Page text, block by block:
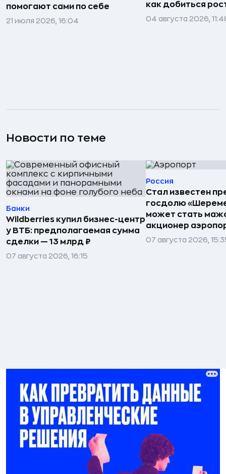
помогают сами по себе
21 июля 2026, 16:04
как добиться
04 августа 2026,
Новости по теме
Банки
Wildberries купил бизнес-центр
у ВТБ: предполагаемая сумма
сделки — 13 млрд ₽
07 августа 2026, 16:15
Россия
Стал известен
госдолю
может стать
акционер
07 августа 2026,